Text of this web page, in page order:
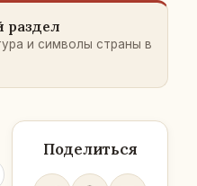
раздел
и сим­во­лы страны в
Поделиться